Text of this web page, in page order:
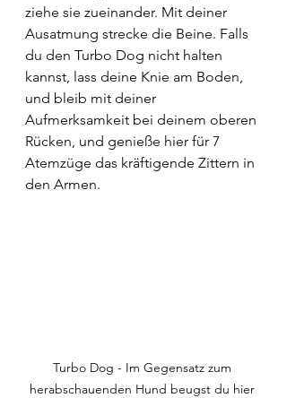
ziehe sie zueinander. Mit deiner
Ausatmung strecke die Beine. Falls
du den Turbo Dog nicht halten
kannst, lass deine Knie am Boden,
und bleib mit deiner
Aufmerksamkeit bei deinem oberen
Rücken, und genieße hier für 7
Atemzüge das kräftigende Zittern in
den Armen.
Turbo Dog - Im Gegensatz zum
herabschauenden Hund beugst du hier